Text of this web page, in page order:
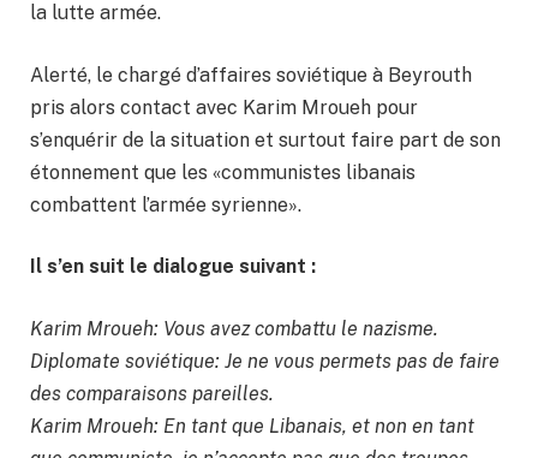
la lutte armée.
Alerté, le chargé d’affaires soviétique à Beyrouth
pris alors contact avec Karim Mroueh pour
s’enquérir de la situation et surtout faire part de son
étonnement que les «communistes libanais
combattent l’armée syrienne».
Il s’en suit le dialogue suivant :
Karim Mroueh: Vous avez combattu le nazisme.
Diplomate soviétique: Je ne vous permets pas de faire
des comparaisons pareilles.
Karim Mroueh: En tant que Libanais, et non en tant